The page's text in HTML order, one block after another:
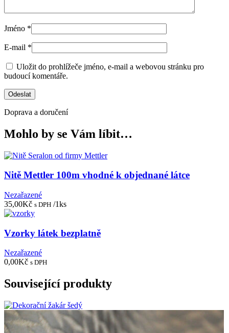
Jméno *
E-mail *
Uložit do prohlížeče jméno, e-mail a webovou stránku pro
budoucí komentáře.
Doprava a doručení
Mohlo by se Vám líbit…
Nitě Mettler 100m vhodné k objednané látce
Nezařazené
35,00Kč s DPH /1ks
Vzorky látek bezplatně
Nezařazené
0,00Kč s DPH
Související produkty